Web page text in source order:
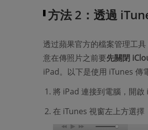
方法 2：透過
透过蘋果官方的檔案管理工
意在傳照片之前要先關閉
iPad。以下是使用 iTunes 傳
將 iPad 連接到電腦，開啟
在 iTunes 視窗左上方選擇